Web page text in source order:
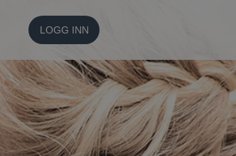
LOGG INN